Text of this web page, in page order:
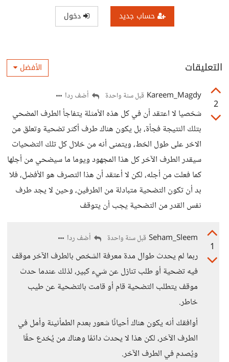
حساب جديد دخول
التعليقات الأفضل
2
Kareem_Magdy قبل سنة واحدة أضف ردا
شخصيا لا اعتقد أن في كل هذه الأمثلة يتفاجأ الطرف المضحي
بتلك النتيجة فجأة، بل يكون هناك طرف أكثر تضحية وتعلق من
الاخر على طول الخط، ويتمنى أنه من خلال كل تلك التضحيات
سيقدر الطرف الآخر كل هذا المجهود ويوما ما سيضحي من أجلها
كما فعلت من أجله، لكن لا أعتقد أن هذا التصرف هو الأفضل، فلا
بد أن تكون التضحية متبادلة من الطرفين، وحين لا يجد طرف
نفس القدر من التضحية يجب أن يتوقف
1
Seham_Sleem قبل سنة واحدة أضف ردا
ربما لم يحدث طوال مدة معرفة الشخص بالطرف الآخر موقف
فيه تضحية أو طلب تنازل عن شيء كبير، لذلك عندما حدث
موقف يتطلب التضحية قام أو قامت بالتضحية عن طيب
خاطر.
أوافقك أنه يكون هناك أحيانًا شعور بعدم الطمأنينة وأمل في
الطرف الآخر، لكن هذا لا يحدث دائمًا وهناك من يُخدع حقًا
ويُصدم في الطرف الآخر.